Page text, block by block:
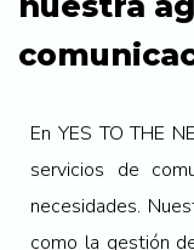
En YES TO THE
servicios de
necesidades.
como la gestión